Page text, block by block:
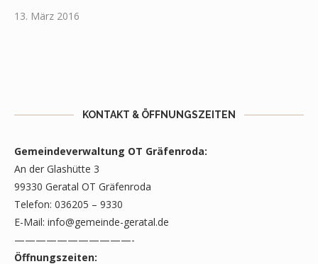
13. März 2016
KONTAKT & ÖFFNUNGSZEITEN
Gemeindeverwaltung OT Gräfenroda:
An der Glashütte 3
99330 Geratal OT Gräfenroda
Telefon: 036205 – 9330
E-Mail: info@gemeinde-geratal.de
———————————-
Öffnungszeiten: